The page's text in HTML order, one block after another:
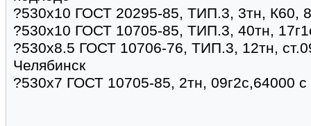
?530х10 ГОСТ 20295-85, ТИП.3, 3тн, К60,
?530х10 ГОСТ 10705-85, ТИП.3, 40тн,
?530х8.5 ГОСТ 10706-76, ТИП.3, 12тн,
Челябинск
?530х7 ГОСТ 10705-85, 2тн, 09г2с,64000